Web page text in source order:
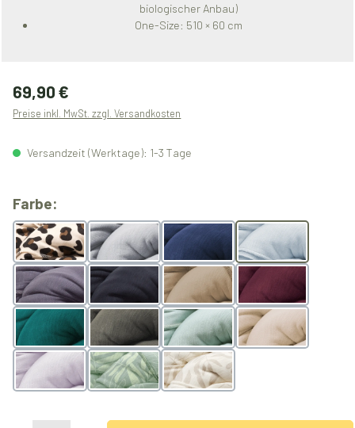
biologischer Anbau)
One-Size: 510 × 60 cm
Regulärer Preis:
69,90 €
Preise inkl. MwSt. zzgl. Versandkosten
Versandzeit (Werktage): 1-3 Tage
Farbe:
Leo lightgrey navy arctic
slate black nougat
teal olive mint powder
lavender BotanicGreen BotanicVanilla